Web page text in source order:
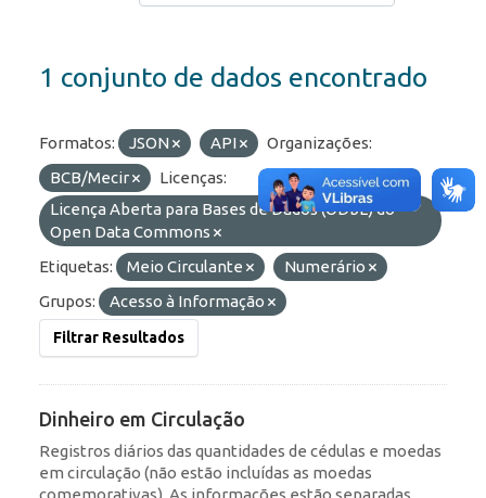
1 conjunto de dados encontrado
Formatos: JSON API
Organizações:
BCB/Mecir
Licenças:
Licença Aberta para Bases de Dados (ODbL) do
Open Data Commons
Etiquetas:
Meio Circulante
Numerário
Grupos:
Acesso à Informação
Filtrar Resultados
Dinheiro em Circulação
Registros diários das quantidades de cédulas e moedas
em circulação (não estão incluídas as moedas